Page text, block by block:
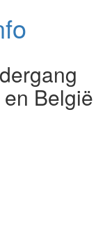
België